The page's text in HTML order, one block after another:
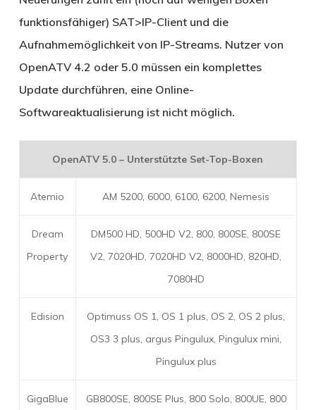
funktionsfähiger) SAT>IP-Client und die
Aufnahmemöglichkeit von IP-Streams. Nutzer von
OpenATV 4.2 oder 5.0 müssen ein komplettes
Update durchführen, eine Online-
Softwareaktualisierung ist nicht möglich.
OpenATV 5.0 – Unterstützte Set-Top-Boxen
Atemio AM 5200, 6000, 6100, 6200, Nemesis
Dream
Property
DM500 HD, 500HD V2, 800, 800SE, 800SE
V2, 7020HD, 7020HD V2, 8000HD, 820HD,
7080HD
Edision
Optimuss OS 1, OS 1 plus, OS 2, OS 2 plus,
OS3 3 plus, argus Pingulux, Pingulux mini,
Pingulux plus
GigaBlue
GB800SE, 800SE Plus, 800 Solo, 800UE, 800